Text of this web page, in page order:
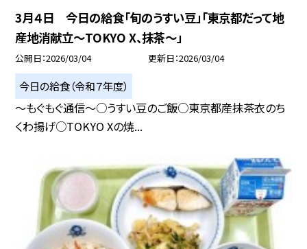
3月４日 今日の給食「旬のうすい豆」「東京都だって地
産地消献立～TOKYO X、抹茶～」
公開日 2026/03/04 更新日 2026/03/04
今日の給食（令和７年度）
～もぐもぐ通信～○うすい豆のご飯○東京都産抹茶衣のち
くわ揚げ○TOKYO Xの焼...